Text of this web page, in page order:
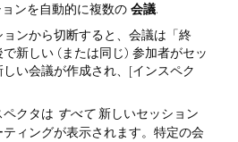
ンを自動的に複数の 会議.
ンから切断すると、会議は「終
新しい (または同じ) 参加者がセッ
い会議が作成され、[インスペク
クタは すべて新しいセッション
ィングが表示されます。特定の会